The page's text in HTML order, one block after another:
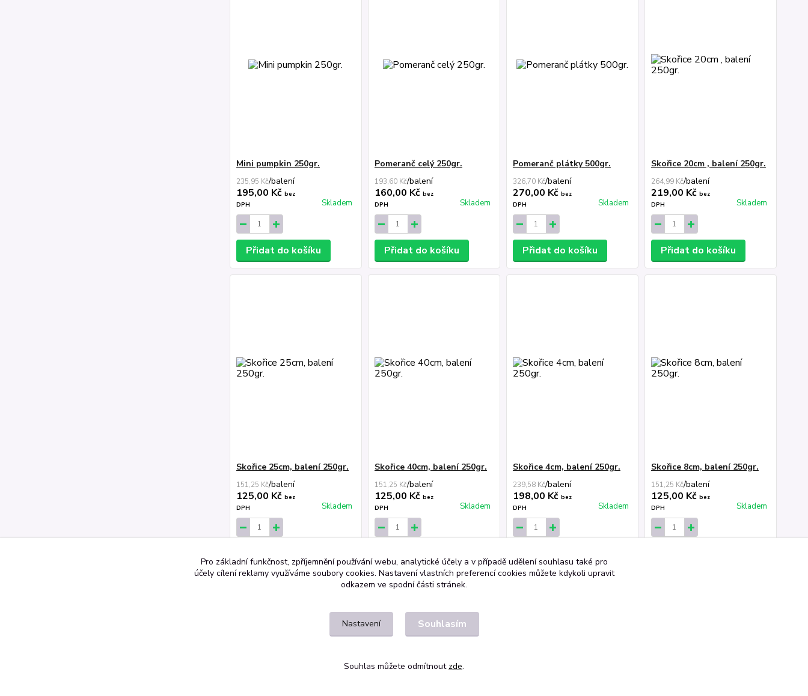
Mini pumpkin 250gr.
235,95 Kč/balení
195,00 Kč bez
DPH
Skladem
Přidat do košíku
Pomeranč celý 250gr.
193,60 Kč/balení
160,00 Kč bez
DPH
Skladem
Přidat do košíku
Pomeranč plátky 500gr.
326,70 Kč/balení
270,00 Kč bez
DPH
Skladem
Přidat do košíku
Skořice 20cm , balení 250gr.
264,99 Kč/balení
219,00 Kč bez
DPH
Skladem
Přidat do košíku
Skořice 25cm, balení 250gr.
151,25 Kč/balení
125,00 Kč bez
DPH
Skladem
Skořice 40cm, balení 250gr.
151,25 Kč/balení
125,00 Kč bez
DPH
Skladem
Skořice 4cm, balení 250gr.
239,58 Kč/balení
198,00 Kč bez
DPH
Skladem
Skořice 8cm, balení 250gr.
151,25 Kč/balení
125,00 Kč bez
DPH
Skladem
Pro základní funkčnost, zpříjemnění používání webu, analytické účely a v případě udělení souhlasu také pro
účely cílení reklamy využíváme soubory cookies. Nastavení vlastních preferencí cookies můžete kdykoli upravit
odkazem ve spodní části stránek.
Nastavení Souhlasím
Souhlas můžete odmítnout zde.